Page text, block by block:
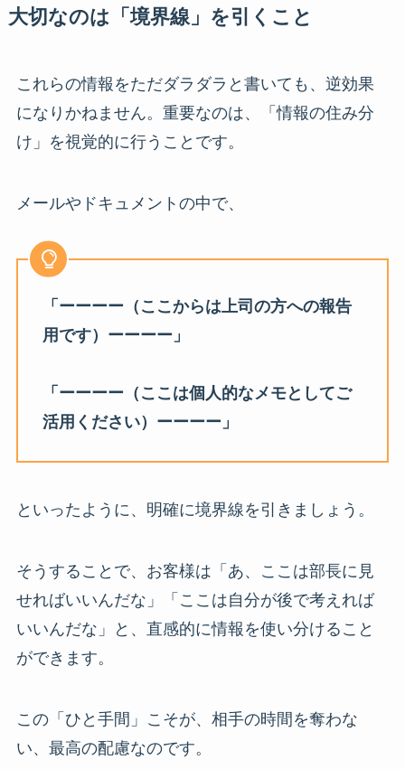
大切なのは「境界線」を引くこと
これらの情報をただダラダラと書いても、逆効果
になりかねません。重要なのは、「情報の住み分
け」を視覚的に行うことです。
メールやドキュメントの中で、
「ーーーー（ここからは上司の方への報告
用です）ーーーー」
「ーーーー（ここは個人的なメモとしてご
活用ください）ーーーー」
といったように、明確に境界線を引きましょう。
そうすることで、お客様は「あ、ここは部長に見
せればいいんだな」「ここは自分が後で考えれば
いいんだな」と、直感的に情報を使い分けること
ができます。
この「ひと手間」こそが、相手の時間を奪わな
い、最高の配慮なのです。